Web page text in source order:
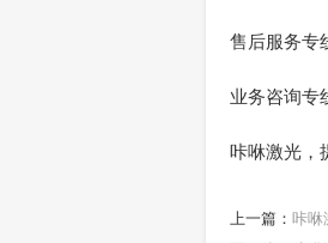
售后服务专
业务咨询专
咔咻激光，
上一篇： 咔咻